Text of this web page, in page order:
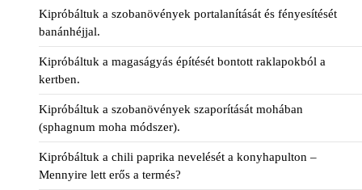
Kipróbáltuk a szobanövények portalanítását és fényesítését
banánhéjjal.
Kipróbáltuk a magaságyás építését bontott raklapokból a
kertben.
Kipróbáltuk a szobanövények szaporítását mohában
(sphagnum moha módszer).
Kipróbáltuk a chili paprika nevelését a konyhapulton –
Mennyire lett erős a termés?